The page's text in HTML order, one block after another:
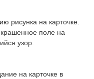
рисунка на карточке.
поле на
узор.
на карточке в